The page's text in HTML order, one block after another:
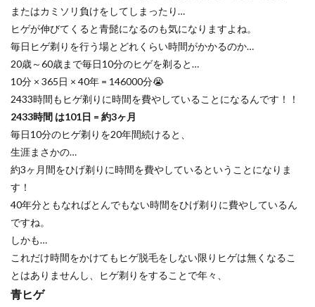
またはカミソリ負けをしてしまったり…
ヒゲが伸びてくると青髭になるのも気になりますよね。
毎日ヒゲ剃りを行う場とどれくらい時間がかかるのか…
20歳～60歳まで毎日10分のヒゲを剃ると…
10分 × 365日 × 40年 = 146000分😭
2433時間もヒゲ剃りに時間を費やしていることになるんです！！
2433時間 は101日 = 約3ヶ月
毎日10分のヒゲ剃りを20年間続けると、
生涯まさかの…
約3ヶ月間をひげ剃りに時間を費やしているということになりま
す！
40年分ともなればとんでもない時間をひげ剃りに費やしているん
ですね。
しかも…
これだけ時間をかけてもヒゲ脱毛をしない限りヒゲは無くなるこ
とはありませんし、ヒゲ剃りをすることで年々、
青ヒゲ